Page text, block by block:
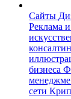
Сайты
Реклама
бизнеса
сети